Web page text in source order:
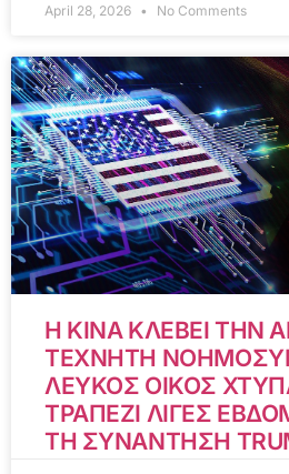
April 28, 2026 No Comments
Η ΚΙΝΑ ΚΛΕΒΕΙ ΤΗΝ
ΤΕΧΝΗΤΗ
ΛΕΥΚΟΣ ΟΙΚΟΣ
ΤΡΑΠΕΖΙ ΛΙΓΕΣ
ΤΗ ΣΥΝΑΝΤΗΣΗ